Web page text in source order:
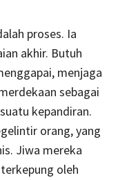
proses. Ia
akhir. Butuh
menjaga
sebagai
kepandiran.
orang, yang
Jiwa mereka
oleh